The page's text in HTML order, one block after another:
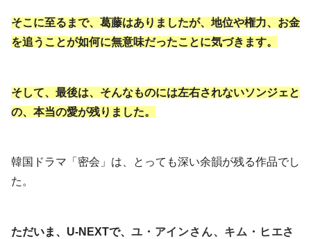
そこに至るまで、葛藤はありましたが、地位や権力、お金
を追うことが如何に無意味だったことに気づきます。
そして、最後は、そんなものには左右されないソンジェと
の、本当の愛が残りました。
韓国ドラマ「密会」は、とっても深い余韻が残る作品でし
た。
ただいま、U-NEXTで、 ユ・アインさん、キム・ヒエさ